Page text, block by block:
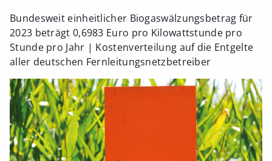
Bundesweit einheitlicher Biogaswälzungsbetrag für
2023 beträgt 0,6983 Euro pro Kilowattstunde pro
Stunde pro Jahr | Kostenverteilung auf die Entgelte
aller deutschen Fernleitungsnetzbetreiber